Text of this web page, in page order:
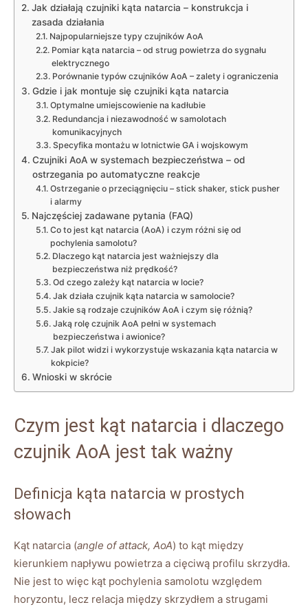
Jak działają czujniki kąta natarcia – konstrukcja i
zasada działania
Najpopularniejsze typy czujników AoA
Pomiar kąta natarcia – od strug powietrza do sygnału
elektrycznego
Porównanie typów czujników AoA – zalety i ograniczenia
Gdzie i jak montuje się czujniki kąta natarcia
Optymalne umiejscowienie na kadłubie
Redundancja i niezawodność w samolotach
komunikacyjnych
Specyfika montażu w lotnictwie GA i wojskowym
Czujniki AoA w systemach bezpieczeństwa – od
ostrzegania po automatyczne reakcje
Ostrzeganie o przeciągnięciu – stick shaker, stick pusher
i alarmy
Najczęściej zadawane pytania (FAQ)
Co to jest kąt natarcia (AoA) i czym różni się od
pochylenia samolotu?
Dlaczego kąt natarcia jest ważniejszy dla
bezpieczeństwa niż prędkość?
Od czego zależy kąt natarcia w locie?
Jak działa czujnik kąta natarcia w samolocie?
Jakie są rodzaje czujników AoA i czym się różnią?
Jaką rolę czujnik AoA pełni w systemach
bezpieczeństwa i awionice?
Jak pilot widzi i wykorzystuje wskazania kąta natarcia w
kokpicie?
Wnioski w skrócie
Czym jest kąt natarcia i dlaczego
czujnik AoA jest tak ważny
Definicja kąta natarcia w prostych
słowach
Kąt natarcia (angle of attack, AoA) to kąt między
kierunkiem napływu powietrza a cięciwą profilu skrzydła.
Nie jest to więc kąt pochylenia samolotu względem
horyzontu, lecz relacja między skrzydłem a strugami